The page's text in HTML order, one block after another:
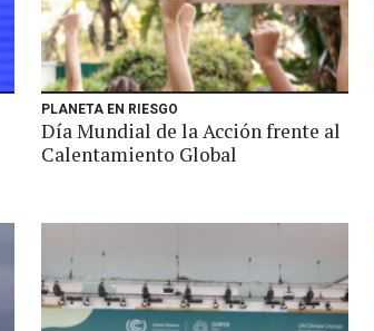
PLANETA EN RIESGO
Día Mundial de la Acción frente al
Calentamiento Global